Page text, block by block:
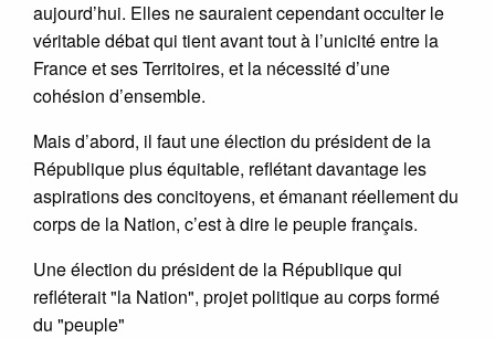
aujourd’hui. Elles ne sauraient cependant occulter le
véritable débat qui tient avant tout à l’unicité entre la
France et ses Territoires, et la nécessité d’une
cohésion d’ensemble.
Mais d’abord, il faut une élection du président de la
République plus équitable, reflétant davantage les
aspirations des concitoyens, et émanant réellement du
corps de la Nation, c’est à dire le peuple français.
Une élection du président de la République qui
refléterait "la Nation", projet politique au corps formé
du "peuple"